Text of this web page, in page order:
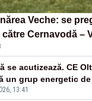
Veche: se
Cernavodă –
13:41
se acutizează. CE
un grup energetic